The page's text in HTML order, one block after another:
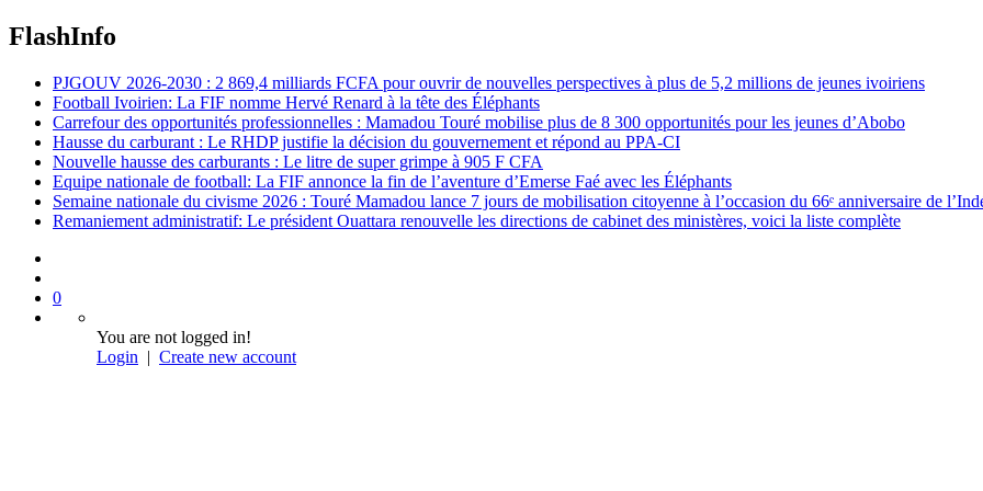
FlashInfo
PJGOUV 2026-2030 : 2 869,4 milliards FCFA pour ouvrir de nouvelles perspectives à plus de 5,2 millions de jeunes ivoiriens
Football Ivoirien: La FIF nomme Hervé Renard à la tête des Éléphants
Carrefour des opportunités professionnelles : Mamadou Touré mobilise plus de 8 300 opportunités pour les jeunes d’Abobo
Hausse du carburant : Le RHDP justifie la décision du gouvernement et répond au PPA-CI
Nouvelle hausse des carburants : Le litre de super grimpe à 905 F CFA
Equipe nationale de football: La FIF annonce la fin de l’aventure d’Emerse Faé avec les Éléphants
Semaine nationale du civisme 2026 : Touré Mamadou lance 7 jours de mobilisation citoyenne à l’occasion du 66ᵉ anniversaire de
Remaniement administratif: Le président Ouattara renouvelle les directions de cabinet des ministères, voici la liste complète
0
You are not logged in!
Login | Create new account